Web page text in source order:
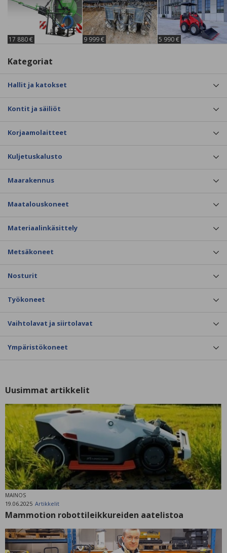
17 880 € 9 999 € 5 990 €
Kategoriat
Hallit ja katokset
Kontit ja säiliöt
Korjaamolaitteet
Kuljetuskalusto
Maarakennus
Maatalouskoneet
Materiaalinkäsittely
Metsäkoneet
Nosturit
Työkoneet
Vaihtolavat ja siirtolavat
Ympäristökoneet
Uusimmat artikkelit
MAINOS
19.06.2025 Artikkelit
Mammotion robottileikkureiden aatelistoa